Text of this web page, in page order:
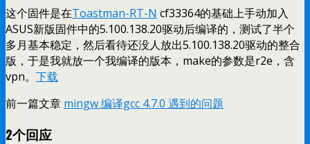
这个固件是在Toastman-RT-N cf33364的基础上手动加入
ASUS新版固件中的5.100.138.20驱动后编译的，测试了半个
多月基本稳定，然后看待还没人放出5.100.138.20驱动的整合
版，于是我就放一个我编译的版本，make的参数是r2e，含
vpn。 下载
前一篇文章 mingw 编译gcc 4.7.0 遇到的问题
2个回应